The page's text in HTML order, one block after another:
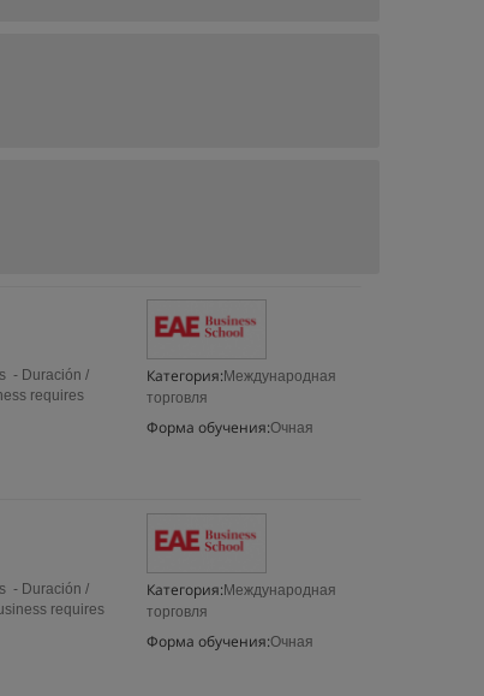
Категория: Международная
торговля
Форма обучения:Очная
- Duración /
requires
Категория: Международная
торговля
Форма обучения:Очная
- Duración /
requires